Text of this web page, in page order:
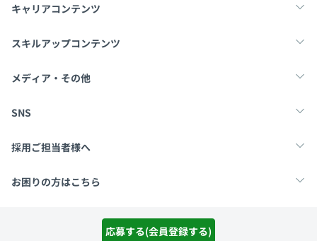
応募する(会員登録する)
キャリアコンテンツ
転職・キャリア
スキルアップコンテンツ
学習
メディア・その他
Tech Team Journal
SNS
X
採用ご担当者様へ
採用・教育をお考えの企業様へ
お困りの方はこちら
利用規約プライバシーポリシーCookieポリシー